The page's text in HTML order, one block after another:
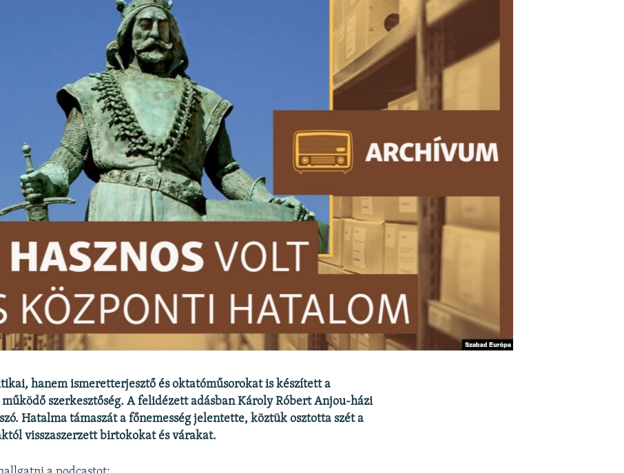
hanem ismeretterjesztő és oktatóműsorokat is készített a
szerkesztőség. A felidézett adásban Károly Róbert Anjou-házi
Hatalma támaszát a főnemesség jelentette, köztük osztotta szét a
visszaszerzett birtokokat és várakat.